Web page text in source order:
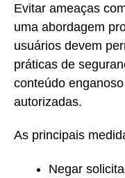
Evitar ameaças
uma abordagem
usuários devem
práticas de
conteúdo
autorizadas.
As principais
Negar